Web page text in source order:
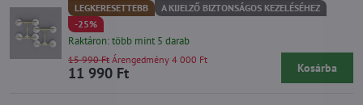
LEGKERESETTEBB
A KIJELZŐ BIZTONSÁGOS KEZELÉSÉHEZ
-25%
Raktáron: több mint 5 darab
11 990 Ft
15 990 Ft Árengedmény 4 000 Ft
Kosárba